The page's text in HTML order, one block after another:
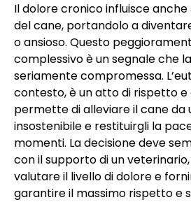
Il dolore cronico influisce
del cane, portandolo a
o ansioso. Questo
complessivo è un segnale che
seriamente compromessa.
contesto, è un atto di rispetto e
permette di alleviare il cane da
insostenibile e restituirgli la
momenti. La decisione deve
con il supporto di un
valutare il livello di dolore e
garantire il massimo rispetto e